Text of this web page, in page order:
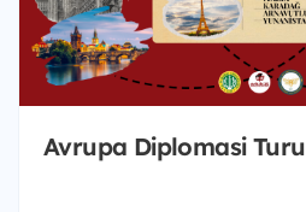
Avrupa Diplomasi Turu